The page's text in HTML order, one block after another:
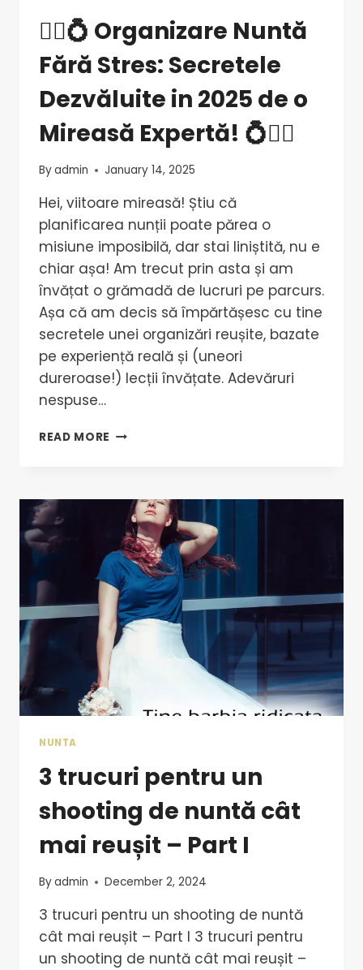
👰‍♀️💍 Organizare Nuntă
Fără Stres: Secretele
Dezvăluite in 2025 de o
Mireasă Expertă! 💍👰‍♀️
Byadmin January 14, 2025
Hei, viitoare mireasă! Știu că
planificarea nunții poate părea o
misiune imposibilă, dar stai liniștită, nu e
chiar așa! Am trecut prin asta și am
învățat o grămadă de lucruri pe parcurs.
Așa că am decis să împărtășesc cu tine
secretele unei organizări reușite, bazate
pe experiență reală și (uneori
dureroase!) lecții învățate. Adevăruri
nespuse…
READ MORE
NUNTA
3 trucuri pentru un
shooting de nuntă cât
mai reușit – Part I
Byadmin December 2, 2024
3 trucuri pentru un shooting de nuntă
cât mai reușit – Part I 3 trucuri pentru
un shooting de nuntă cât mai reușit –